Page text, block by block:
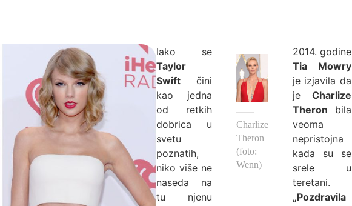
Iako se
Taylor
Swiftčini
kao jedna
od retkih
dobrica u
svetu
poznatih,
niko više ne
naseda na
tu njenu
Charlize
Theron
(foto:
Wenn)
2014. godine
Tia Mowry
je izjavila da
je Charlize
Theron bila
veoma
nepristojna
kada su se
srele u
teretani.
„Pozdravila